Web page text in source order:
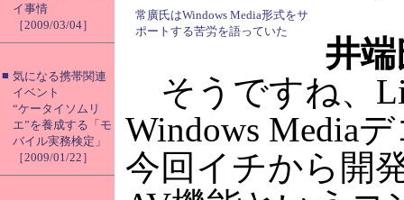
イ事情
［2009/03/04］
■ 気になる携帯関連
イベント
“ケータイソムリ
エ”を養成する「モ
バイル実務検定」
［2009/01/22］
常廣氏はWindows Media形式をサ
ポートする苦労を語っていた
井端
そうですね、
Windows Media
今回イチから開